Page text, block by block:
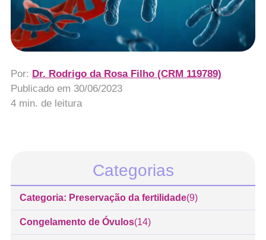
Por: Dr. Rodrigo da Rosa Filho (CRM 119789)
Publicado em 30/06/2023
4 min. de leitura
Categorias
Categoria: Preservação da fertilidade(9)
Congelamento de Óvulos(14)